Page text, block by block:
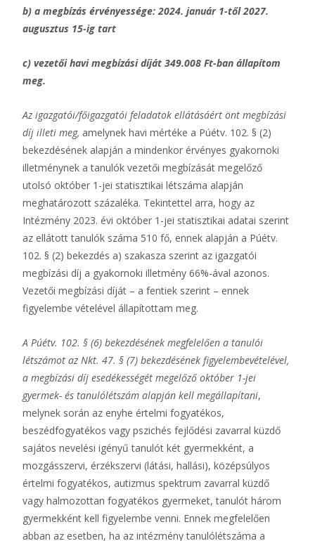
b) a megbízás érvényessége: 2024. január 1-től 2027.
augusztus 15-ig tart
c) vezetőihavi megbízási díját 349.008 Ft-ban állapítom
meg.
Az igazgatói/főigazgatói feladatok ellátásáért önt megbízási
díj illeti meg, amelynek havi mértéke a Púétv. 102. § (2)
bekezdésének alapján a mindenkor érvényes gyakornoki
illetménynek a tanulók vezetői megbízását megelőző
utolsó október 1-jei statisztikai létszáma alapján
meghatározott százaléka. Tekintettel arra, hogy az
Intézmény 2023. évi október 1-jei statisztikai adatai szerint
az ellátott tanulók száma 510 fő, ennek alapján a Púétv.
102. § (2) bekezdés a) szakasza szerint az igazgatói
megbízási díj a gyakornoki illetmény 66%-ával azonos.
Vezetői megbízási díját – a fentiek szerint – ennek
figyelembe vételével állapítottam meg.
A Púétv. 102. § (6) bekezdésének megfelelően a tanulói
létszámot az Nkt. 47. § (7) bekezdésének figyelembevételével,
a megbízási díj esedékességét megelőző október 1-jei
gyermek- és tanulólétszám alapján kell megállapítani,
melynek során az enyhe értelmi fogyatékos,
beszédfogyatékos vagy pszichés fejlődési zavarral küzdő
sajátos nevelési igényű tanulót két gyermekként, a
mozgásszervi, érzékszervi (látási, hallási), középsúlyos
értelmi fogyatékos, autizmus spektrum zavarral küzdő
vagy halmozottan fogyatékos gyermeket, tanulót három
gyermekként kell figyelembe venni. Ennek megfelelően
abban az esetben, ha az intézmény tanulólétszáma a